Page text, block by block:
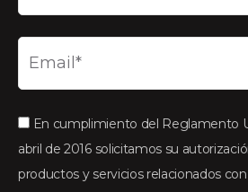
En cumplimiento del Reglamento
abril de 2016 solicitamos su
productos y servicios relacionados